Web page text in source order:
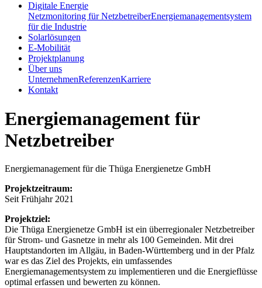
Digitale Energie
Netzmonitoring für NetzbetreiberEnergiemanagementsystem
für die Industrie
Solarlösungen
E-Mobilität
Projektplanung
Über uns
UnternehmenReferenzenKarriere
Kontakt
Energiemanagement für
Netzbetreiber
Energiemanagement für die Thüga Energienetze GmbH
Projektzeitraum:
Seit Frühjahr 2021
Projektziel:
Die Thüga Energienetze GmbH ist ein überregionaler Netzbetreiber
für Strom- und Gasnetze in mehr als 100 Gemeinden. Mit drei
Hauptstandorten im Allgäu, in Baden-Württemberg und in der Pfalz
war es das Ziel des Projekts, ein umfassendes
Energiemanagementsystem zu implementieren und die Energieflüsse
optimal erfassen und bewerten zu können.